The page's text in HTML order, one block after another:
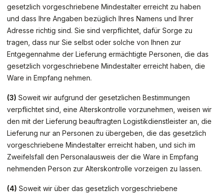
gesetzlich vorgeschriebene Mindestalter erreicht zu haben
und dass Ihre Angaben bezüglich Ihres Namens und Ihrer
Adresse richtig sind. Sie sind verpflichtet, dafür Sorge zu
tragen, dass nur Sie selbst oder solche von Ihnen zur
Entgegennahme der Lieferung ermächtigte Personen, die das
gesetzlich vorgeschriebene Mindestalter erreicht haben, die
Ware in Empfang nehmen.
(3) Soweit wir aufgrund der gesetzlichen Bestimmungen
verpflichtet sind, eine Alterskontrolle vorzunehmen, weisen wir
den mit der Lieferung beauftragten Logistikdienstleister an, die
Lieferung nur an Personen zu übergeben, die das gesetzlich
vorgeschriebene Mindestalter erreicht haben, und sich im
Zweifelsfall den Personalausweis der die Ware in Empfang
nehmenden Person zur Alterskontrolle vorzeigen zu lassen.
(4) Soweit wir über das gesetzlich vorgeschriebene